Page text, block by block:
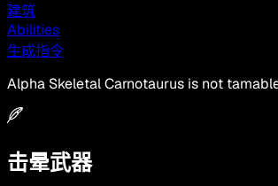
建筑
Abilities
生成指令
Alpha Skeletal Carnotaurus is not
击晕武器